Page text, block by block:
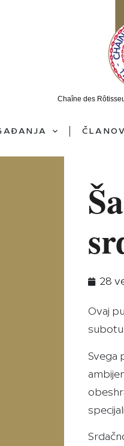
Chaîne des
28
Ovaj
subotu
Svega